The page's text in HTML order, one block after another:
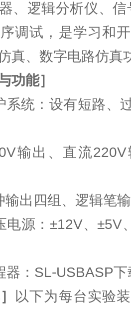
、逻辑分析仪、
调试，是学习和
真、数字电路仿真
功能］
系统：设有短路、
输出、直流
输出四组、逻辑笔
电源：±12V、±5V
器：SL-USBASP下
以下为每台实验